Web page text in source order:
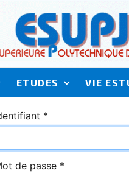
ETUDES VIE
*
de passe *